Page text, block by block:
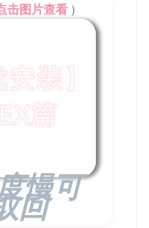
击图片查看 ）
慢可
回